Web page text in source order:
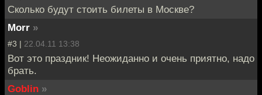
Сколько будут стоить билеты в Москве?
Morr »
#3 | 22.04.11 13:38
Вот это праздник! Неожиданно и очень приятно, надо
брать.
Goblin »